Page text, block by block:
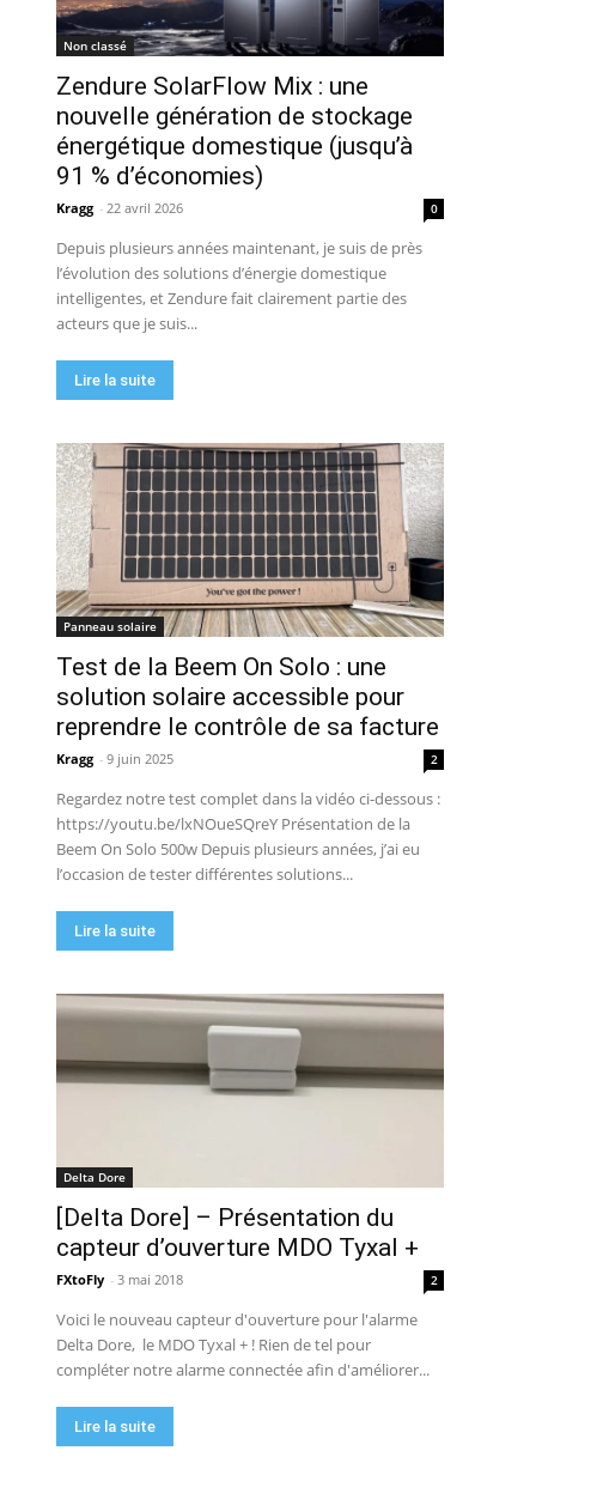
Non classé
Zendure SolarFlow Mix : une
nouvelle génération de stockage
énergétique domestique (jusqu’à
91 % d’économies)
Kragg - 22 avril 2026 0
Depuis plusieurs années maintenant, je suis de près
l’évolution des solutions d’énergie domestique
intelligentes, et Zendure fait clairement partie des
acteurs que je suis...
Lire la suite
Panneau solaire
Test de la Beem On Solo : une
solution solaire accessible pour
reprendre le contrôle de sa facture
Kragg - 9 juin 2025 2
Regardez notre test complet dans la vidéo ci-dessous :
https://youtu.be/lxNOueSQreY Présentation de la
Beem On Solo 500w Depuis plusieurs années, j’ai eu
l’occasion de tester différentes solutions...
Lire la suite
Delta Dore
[Delta Dore] – Présentation du
capteur d’ouverture MDO Tyxal +
FXtoFly - 3 mai 2018 2
Voici le nouveau capteur d'ouverture pour l'alarme
Delta Dore, le MDO Tyxal + ! Rien de tel pour
compléter notre alarme connectée afin d'améliorer...
Lire la suite